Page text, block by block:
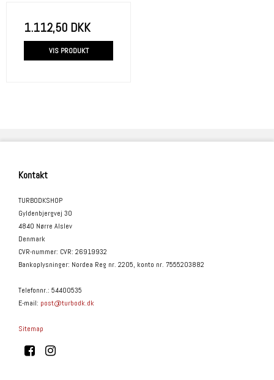
1.112,50 DKK
VIS PRODUKT
Kontakt
TURBODKSHOP
Gyldenbjergvej 30
4840 Nørre Alslev
Denmark
CVR-nummer: CVR: 26919932
Bankoplysninger: Nordea Reg nr. 2205, konto nr. 7555203882
Telefonnr.: 54400535
E-mail: post@turbodk.dk
Sitemap